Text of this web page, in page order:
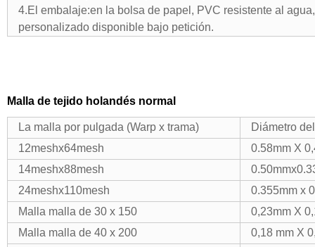
4.El embalaje:en la bolsa de papel, PVC resistente al
personalizado disponible bajo petición.
Malla de tejido holandés normal
La malla por pulgada (Warp x trama)
Diámetro
12meshx64mesh
0.58mm X
14meshx88mesh
24meshx110mesh
0.355mm x
Malla malla de 30 x 150
0,23mm X
Malla malla de 40 x 200
0,18 mm X